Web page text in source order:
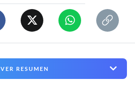
VER RESUMEN